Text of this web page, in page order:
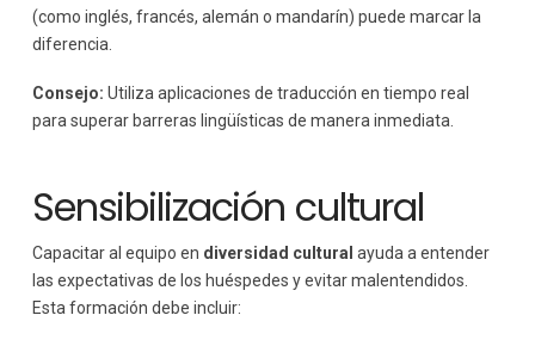
(como inglés, francés, alemán o mandarín) puede marcar la
diferencia.
Consejo: Utiliza aplicaciones de traducción en tiempo real
para superar barreras lingüísticas de manera inmediata.
Sensibilización cultural
Capacitar al equipo en diversidad cultural ayuda a entender
las expectativas de los huéspedes y evitar malentendidos.
Esta formación debe incluir: